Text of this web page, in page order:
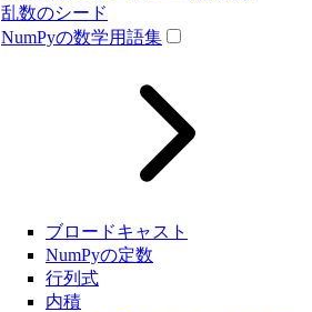
乱数のシード
NumPyの数学用語集
ブロードキャスト
NumPyの定数
行列式
内積